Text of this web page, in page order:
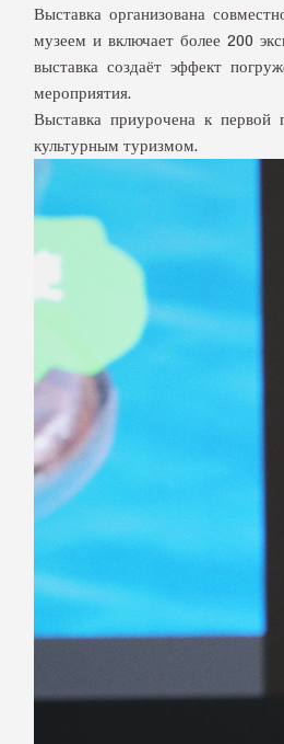
Выставка организована
музеем и включает более 200
выставка создаёт эффект
мероприятия.
Выставка приурочена к первой
культурным туризмом.